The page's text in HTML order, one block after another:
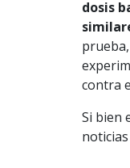
dosis
contra
Si bien